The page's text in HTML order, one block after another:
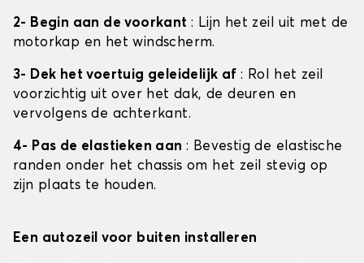
2- Begin aan de voorkant : Lijn het zeil uit met de
motorkap en het windscherm.
3- Dek het voertuig geleidelijk af : Rol het zeil
voorzichtig uit over het dak, de deuren en
vervolgens de achterkant.
4- Pas de elastieken aan : Bevestig de elastische
randen onder het chassis om het zeil stevig op
zijn plaats te houden.
Een autozeil voor buiten installeren